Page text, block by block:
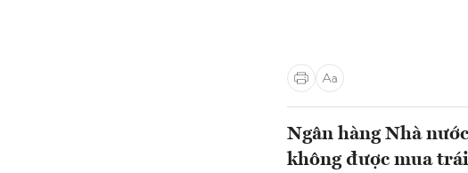
Ngân hàng Nhà
không được mua